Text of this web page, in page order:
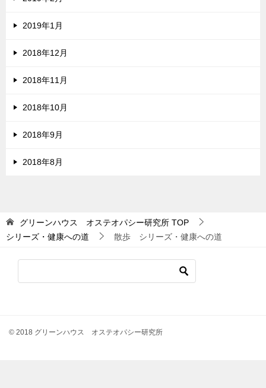
2019年1月
2018年12月
2018年11月
2018年10月
2018年9月
2018年8月
グリーンハウス オステオパシー研究所 TOP
シリーズ・健康への道
散歩 シリーズ・健康への道
© 2018 グリーンハウス オステオパシー研究所